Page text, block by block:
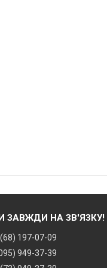
ЗАВЖДИ НА ЗВ'ЯЗКУ!
197-07-09
949-37-39